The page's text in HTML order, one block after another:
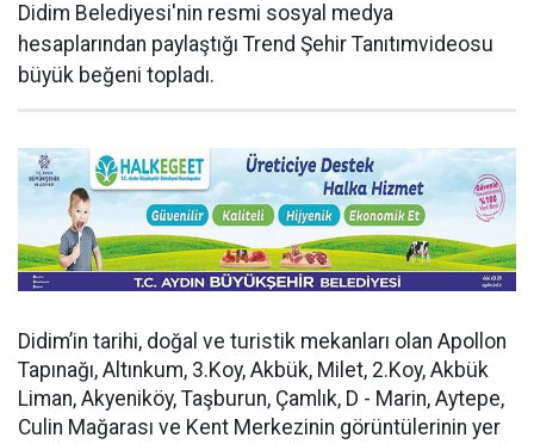
Didim Belediyesi'nin resmi sosyal medya
hesaplarından paylaştığı Trend Şehir Tanıtımvideosu
büyük beğeni topladı.
Didim’in tarihi, doğal ve turistik mekanları olan Apollon
Tapınağı, Altınkum, 3.Koy, Akbük, Milet, 2.Koy, Akbük
Liman, Akyeniköy, Taşburun, Çamlık, D - Marin, Aytepe,
Culin Mağarası ve Kent Merkezinin görüntülerinin yer